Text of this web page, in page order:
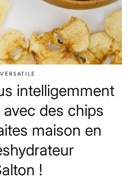
VERSATILE
intelligemment
des chips
maison en
!